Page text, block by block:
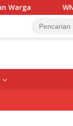
WN88 SUB